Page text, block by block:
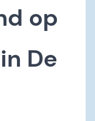
op
De